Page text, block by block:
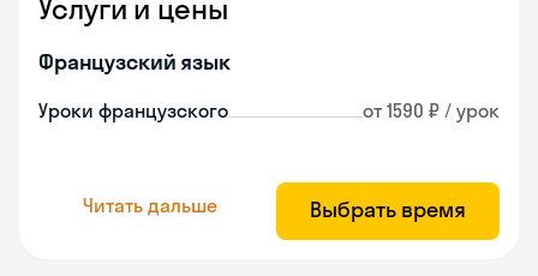
Услуги и цены
Французский язык
Уроки французского от 1590 ₽ / урок
Читать дальше Выбрать время